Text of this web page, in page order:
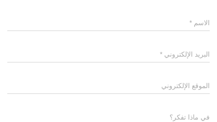
الاسم *
البريد الإلكتروني *
الموقع الإلكتروني
في ماذا تفكر؟